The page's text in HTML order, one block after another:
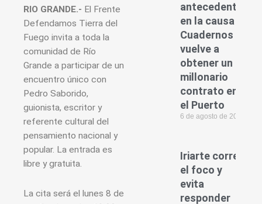
RIO GRANDE.- El Frente
Defendamos Tierra del
Fuego invita a toda la
comunidad de Río
Grande a participar de un
encuentro único con
Pedro Saborido,
guionista, escritor y
referente cultural del
pensamiento nacional y
popular. La entrada es
libre y gratuita.
La cita será el lunes 8 de
antecedentes
en la causa
Cuadernos
vuelve a
obtener un
millonario
contrato en
el Puerto
6 de agosto de 2026
Iriarte corre
el foco y
evita
responder